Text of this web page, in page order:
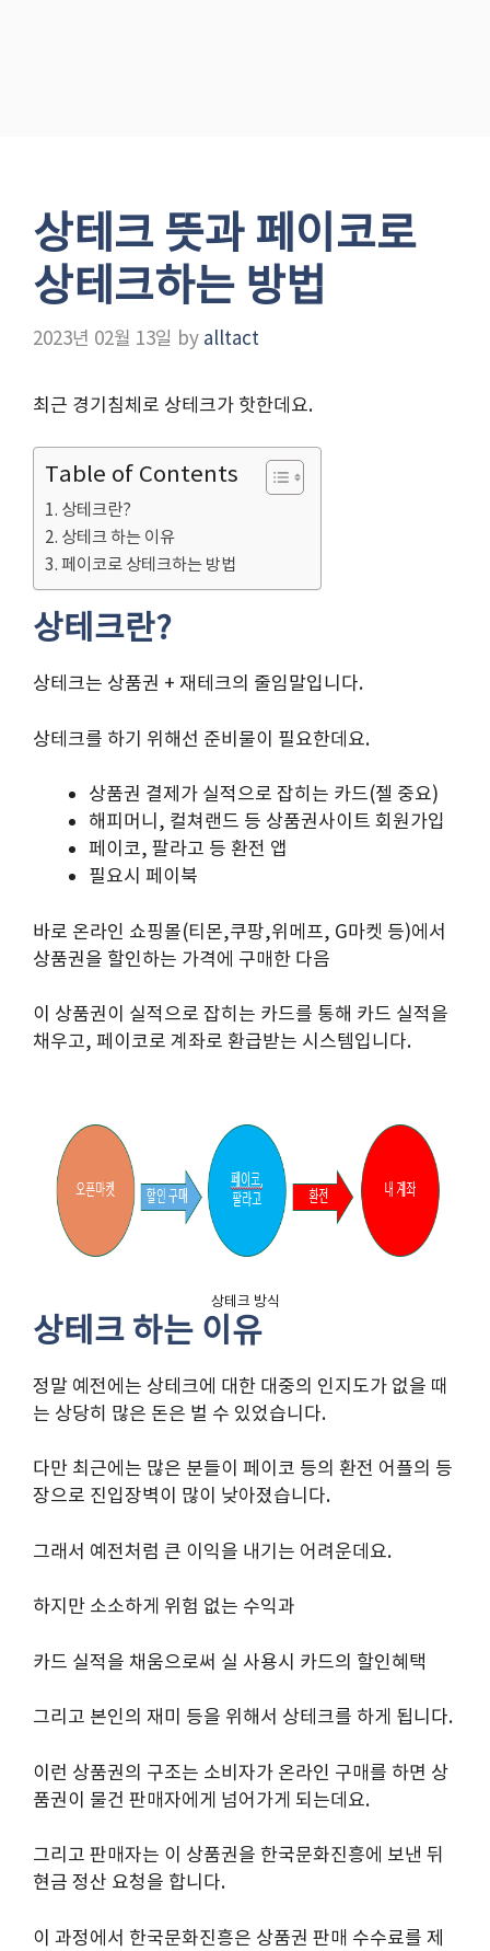
상테크 뜻과 페이코로
상테크하는 방법
2023년 02월 13일 by alltact
최근 경기침체로 상테크가 핫한데요.
Table of Contents
상테크란?
상테크 하는 이유
페이코로 상테크하는 방법
상테크란?
상테크는 상품권 + 재테크의 줄임말입니다.
상테크를 하기 위해선 준비물이 필요한데요.
상품권 결제가 실적으로 잡히는 카드(젤 중요)
해피머니, 컬쳐랜드 등 상품권사이트 회원가입
페이코, 팔라고 등 환전 앱
필요시 페이북
바로 온라인 쇼핑몰(티몬,쿠팡,위메프, G마켓 등)에서
상품권을 할인하는 가격에 구매한 다음
이 상품권이 실적으로 잡히는 카드를 통해 카드 실적을
채우고, 페이코로 계좌로 환급받는 시스템입니다.
상테크 방식
상테크 하는 이유
정말 예전에는 상테크에 대한 대중의 인지도가 없을 때
는 상당히 많은 돈은 벌 수 있었습니다.
다만 최근에는 많은 분들이 페이코 등의 환전 어플의 등
장으로 진입장벽이 많이 낮아졌습니다.
그래서 예전처럼 큰 이익을 내기는 어려운데요.
하지만 소소하게 위험 없는 수익과
카드 실적을 채움으로써 실 사용시 카드의 할인혜택
그리고 본인의 재미 등을 위해서 상테크를 하게 됩니다.
이런 상품권의 구조는 소비자가 온라인 구매를 하면 상
품권이 물건 판매자에게 넘어가게 되는데요.
그리고 판매자는 이 상품권을 한국문화진흥에 보낸 뒤
현금 정산 요청을 합니다.
이 과정에서 한국문화진흥은 상품권 판매 수수료를 제